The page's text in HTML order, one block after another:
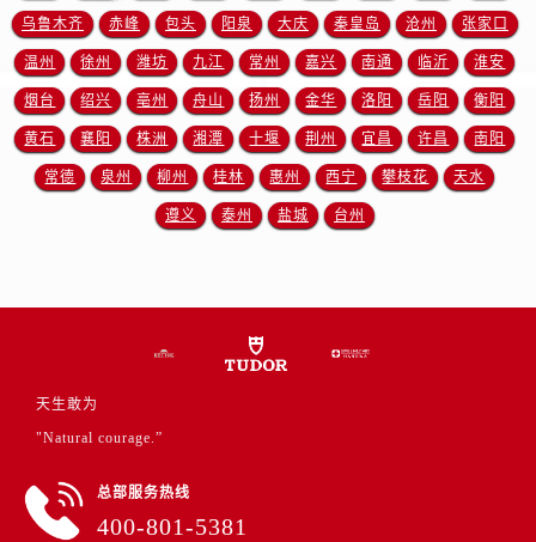
河南省周口市川汇区七一路帝舵售后服务中心（需提前预约）
河南省驻马店市驿城区乐山大道与置地大道交叉口帝舵售后服务中心（需提前预约）
湖北省鄂州市鄂城区文星大道帝舵售后服务中心（需提前预约）
湖北省黄冈市黄州区赤壁大道帝舵售后服务中心（需提前预约）
湖北省黄石市黄石港区武汉路帝舵售后服务中心（需提前预约）
湖北省荆门市东宝中天街步行街帝舵售后服务中心（需提前预约）
湖北省咸宁市咸安区长安大道帝舵售后服务中心（需提前预约）
乌鲁木齐 赤峰 包头 阳泉 大庆 秦皇岛 沧州 张家口
温州 徐州 潍坊 九江 常州 嘉兴 南通 临沂 淮安
烟台 绍兴 亳州 舟山 扬州 金华 洛阳 岳阳 衡阳
黄石 襄阳 株洲 湘潭 十堰 荆州 宜昌 许昌 南阳
常德 泉州 柳州 桂林 惠州 西宁 攀枝花 天水
遵义 泰州 盐城 台州
天生敢为
"Natural courage.”
总部服务热线
400-801-5381